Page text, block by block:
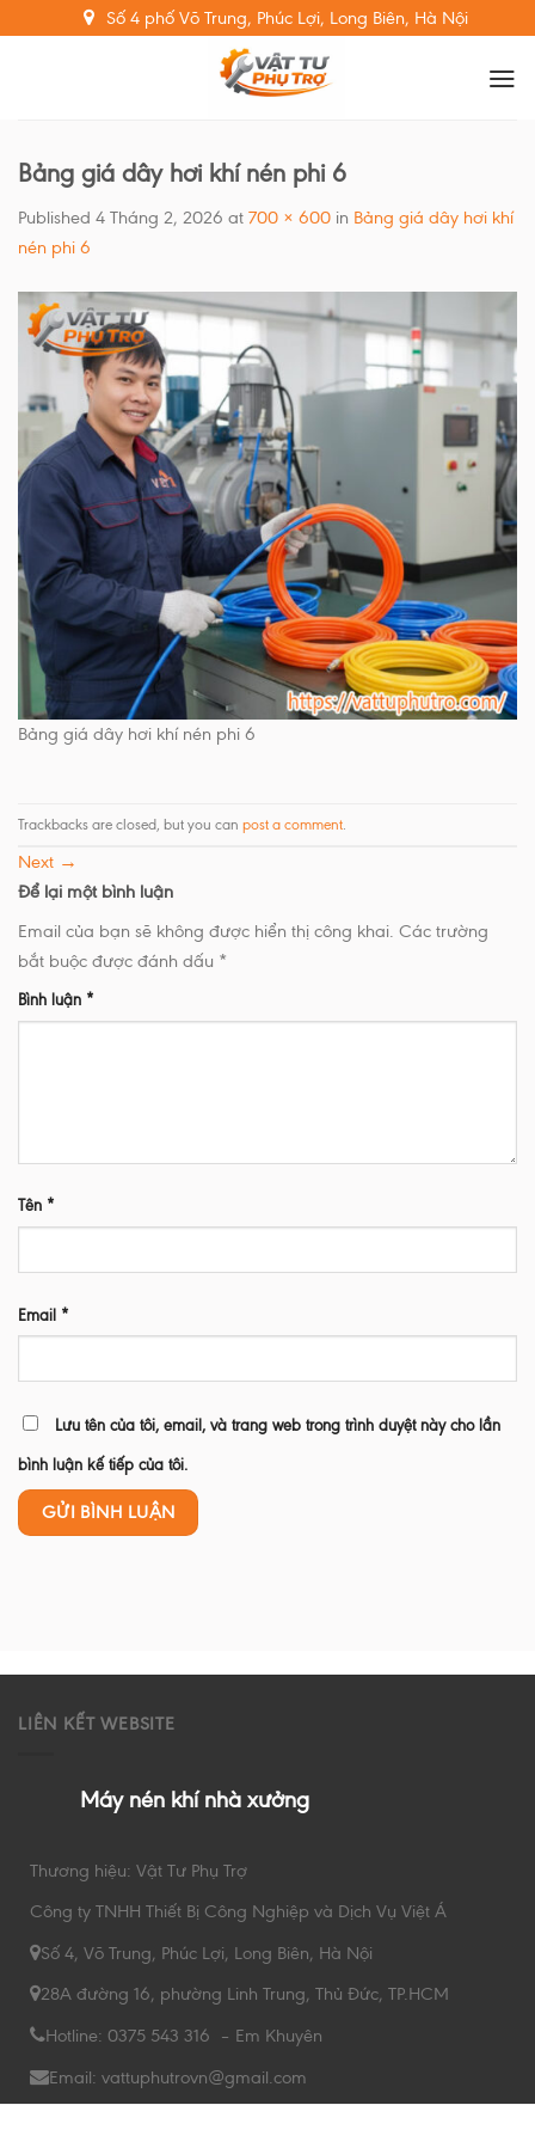
to
Số 4 phố Võ Trung, Phúc Lợi, Long Biên, Hà Nội
Bảng giá dây hơi khí nén phi 6
Published 4 Tháng 2, 2026 at 700 × 600 in Bảng giá dây hơi khí
nén phi 6
Bảng giá dây hơi khí nén phi 6
Trackbacks are closed, but you can post a comment
Next →
Để lại một bình luận
Email của bạn sẽ không được hiển thị công khai. Các trường
bắt buộc được đánh dấu *
Bình luận *
Tên *
Email *
Lưu tên của tôi, email, và trang web trong trình duyệt này cho lần
bình luận kế tiếp của tôi.
LIÊN KẾT WEBSITE
Máy nén khí nhà xưởng
Thương hiệu: Vật Tư Phụ Trợ
Công ty TNHH Thiết Bị Công Nghiệp và Dịch Vụ Việt Á
Số 4, Võ Trung, Phúc Lợi, Long Biên, Hà Nội
28A đường 16, phường Linh Trung, Thủ Đức, TP.HCM
Hotline: 0375 543 316 – Em Khuyên
Email: vattuphutrovn@gmail.com